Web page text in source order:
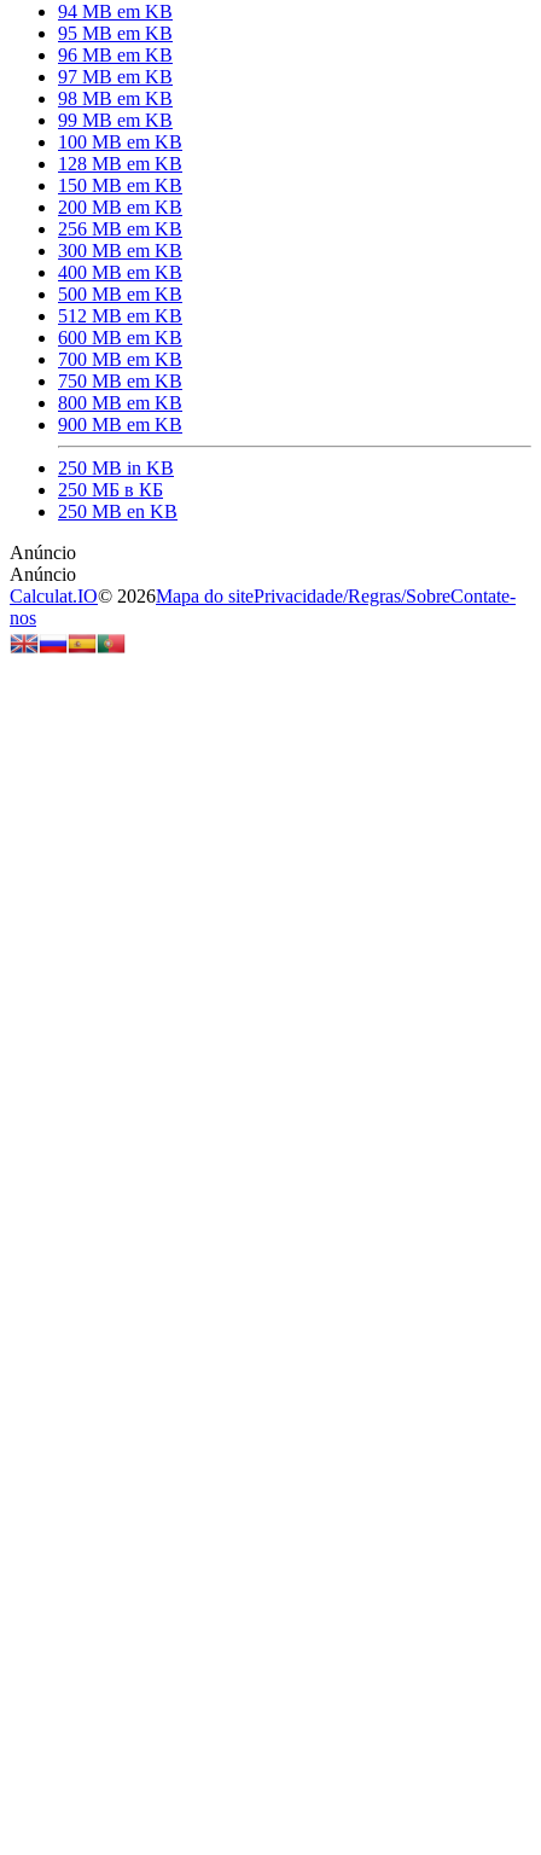
94 MB em KB
95 MB em KB
96 MB em KB
97 MB em KB
98 MB em KB
99 MB em KB
100 MB em KB
128 MB em KB
150 MB em KB
200 MB em KB
256 MB em KB
300 MB em KB
400 MB em KB
500 MB em KB
512 MB em KB
600 MB em KB
700 MB em KB
750 MB em KB
800 MB em KB
900 MB em KB
250 MB in KB
250 МБ в КБ
250 MB en KB
Calculat.IO© 2026Mapa do sitePrivacidade/Regras/SobreContate-
nos